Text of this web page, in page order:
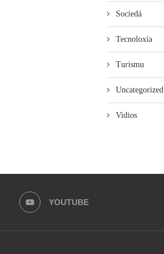
Sociedá
Tecnoloxía
Turismu
Uncategorized
Vidios
YOUTUBE